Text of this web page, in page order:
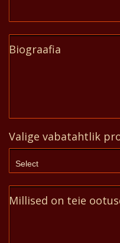
Biograafia
Valige vabatahtlik
Millised on teie